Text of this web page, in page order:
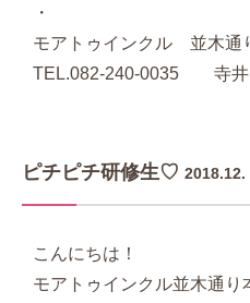
・
モアトゥインクル 並木通
TEL.082-240-0035 寺井
ピチピチ研修生♡ 2018.12.
こんにちは！
モアトゥインクル並木通り